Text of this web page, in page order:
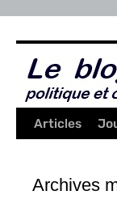
Articles
Archives